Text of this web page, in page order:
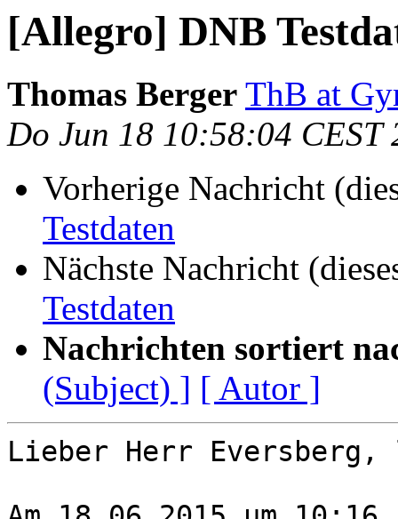
[Allegro] DNB
Thomas Berger ThB at
Do Jun 18 10:58:04 CEST
Vorherige Nachricht
Testdaten
Nächste Nachricht
Testdaten
Nachrichten sortiert
(Subject) ] [ Autor ]
Lieber Herr